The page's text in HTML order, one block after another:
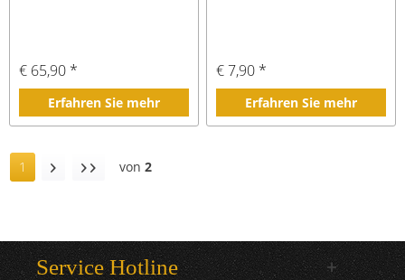
€ 65,90 *
Erfahren Sie mehr
€ 7,90 *
Erfahren Sie mehr
1 von 2
Service Hotline